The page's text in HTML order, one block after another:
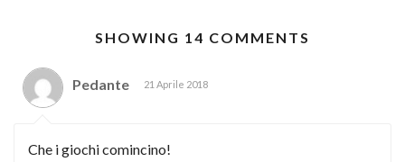
SHOWING 14 COMMENTS
Pedante 21 Aprile 2018
Che i giochi comincino!